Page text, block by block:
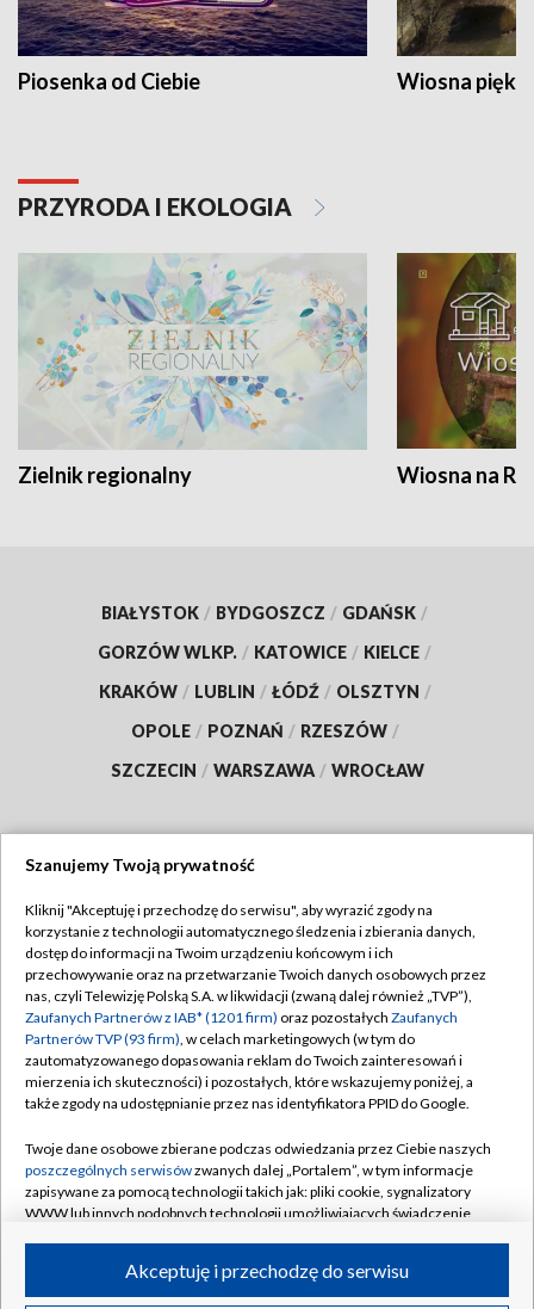
Piosenka od Ciebie Wiosna
PRZYRODA I EKOLOGIA
Zielnik regionalny Wiosna na
BIAŁYSTOK / BYDGOSZCZ / GDAŃSK /
GORZÓW WLKP. / KATOWICE / KIELCE /
KRAKÓW / LUBLIN / ŁÓDŹ / OLSZTYN /
OPOLE / POZNAŃ / RZESZÓW /
SZCZECIN / WARSZAWA / WROCŁAW
TVP
Abonament TVP
Emisja w TVP
Centrum informacji TVP
Naziemna Telewizja Cyfrowa
Rada Programowa
System NOS
Informacje o nadawcy
Program dla prasy
Regulamin TVP
Polityka prywatności
Moje zgody
Pomoc
Kontakt
Kanały
Szanujemy Twoją prywatność
Kliknij "Akceptuję i przechodzę do serwisu", aby wyrazić zgody na
korzystanie z technologii automatycznego śledzenia i zbierania danych,
dostęp do informacji na Twoim urządzeniu końcowym i ich
przechowywanie oraz na przetwarzanie Twoich danych osobowych przez
nas, czyli Telewizję Polską S.A. w likwidacji (zwaną dalej również „TVP”),
Zaufanych Partnerów z IAB* (1201 firm) oraz pozostałych Zaufanych
Partnerów TVP (93 firm), w celach marketingowych (w tym do
zautomatyzowanego dopasowania reklam do Twoich zainteresowań i
mierzenia ich skuteczności) i pozostałych, które wskazujemy poniżej, a
także zgody na udostępnianie przez nas identyfikatora PPID do Google.
Twoje dane osobowe zbierane podczas odwiedzania przez Ciebie naszych
poszczególnych serwisówzwanych dalej „Portalem”, w tym informacje
zapisywane za pomocą technologii takich jak: pliki cookie, sygnalizatory
WWW lub innych podobnych technologii umożliwiających świadczenie
ruchu w Internecie.Akceptuję i przechodzę do serwisu